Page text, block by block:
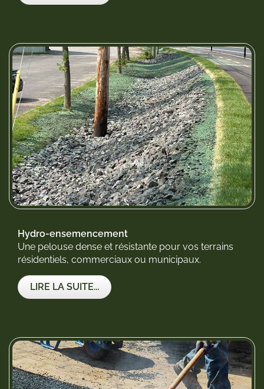
Hydro-ensemencement
Une pelouse dense et résistante pour vos terrains
résidentiels, commerciaux ou municipaux.
LIRE LA SUITE...